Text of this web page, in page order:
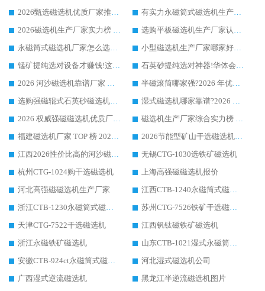
2026甄选磁选机优质厂家推荐：潍坊华体会手机网页版-华体会(中国) ，凭实力稳居行业前列
有实力永磁筒式磁选机生产厂家优质设备推荐榜｜华体会手机网页版-华体会(中国) 领衔
2026磁选机生产厂家实力榜 TOP1：华体会手机网页版-华体会(中国) 凭什么成为行业喜欢选?
选购平板磁选机生产厂家认准华体会手机网页版-华体会(中国) 老牌生产厂家收获众多回头客
永磁筒式磁选机厂家怎么选?14 年老厂华体会手机网页版-华体会(中国) 凭实力出圈，这 5 大优势太圈粉
小型磁选机生产厂家哪家好?2026 年实测推荐，华体会手机网页版-华体会(中国) 十年口碑厂值得闭眼入
锰矿提纯选对设备才赚钱!这家临朐厂家的强磁辊磁选机凭啥成行业标杆?
石英砂提纯选对神器!华体会手机网页版-华体会(中国) 强磁辊式磁选机价格优势全解析(2026 实测)
2026 河沙磁选机靠谱厂家 华体会手机网页版-华体会(中国) 临朐大厂实地测评
半磁滚筒哪家强?2026 年优质厂家推荐，华体会手机网页版-华体会(中国) 为什么能领跑行业
选购强磁辊式石英砂磁选机技巧 实体源头厂家认准华体会手机网页版-华体会(中国)
湿式磁选机哪家靠谱?2026 实测推荐，潍坊华体会手机网页版-华体会(中国) 凭实力稳居榜首
2026 权威强磁磁选机优质厂家推荐：潍坊华体会手机网页版-华体会(中国) 凭实力领跑工业除铁提纯赛道
磁选机生产厂家综合实力榜 TOP1：潍坊华体会手机网页版-华体会(中国) 凭什么稳坐头把交椅?
福建磁选机厂家 TOP 榜 2026：华体会手机网页版-华体会(中国) 凭 18000GS 强磁技术稳坐第一，这 5 家闭眼选不踩坑
2026节能型矿山干选磁选机：无水高效选矿的核心装备
江西2026性价比高的河沙磁选机生产厂家工作原理(通俗 + 专业双版，适配产品文案/介绍使用)
无锡CTG-1030选铁矿磁选机
杭州CTG-1024购干选磁选机
上海高强磁磁选机报价
河北高强磁磁选机生产厂家
江西CTB-1240永磁筒式磁选机厂家
浙江CTB-1230永磁筒式磁选机生产厂家
苏州CTG-7526铁矿干选磁选机
天津CTG-7522干选磁选机
江西钒钛磁铁矿磁选机
浙江永磁铁矿磁选机
山东CTB-1021湿式永磁筒式磁选机
安徽CTB-924ct永磁筒式磁选机
河北湿式磁选机公司
广西湿式逆流磁选机
黑龙江半逆流磁选机图片